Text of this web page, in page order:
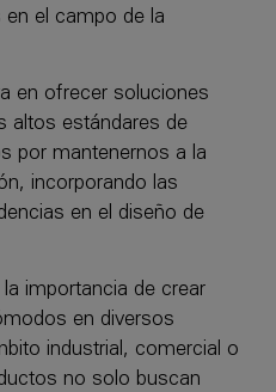
el campo de la
en ofrecer soluciones
altos estándares de
por mantenernos a la
incorporando las
en el diseño de
importancia de crear
en diversos
industrial, comercial o
no solo buscan